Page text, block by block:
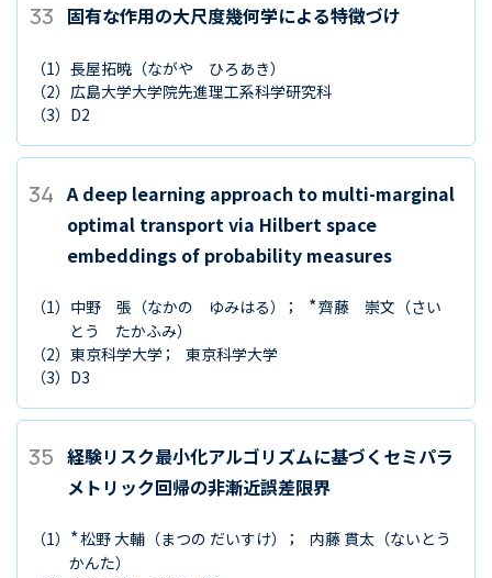
33 固有な作用の大尺度幾何学による特徴づけ
（1） 長屋拓暁 （ながや ひろあき）
（2） 広島大学大学院先進理工系科学研究科
（3） D2
34 A deep learning approach to multi-marginal
optimal transport via Hilbert space
embeddings of probability measures
（1） 中野 張 （なかの ゆみはる） *齊藤 崇文 （さい
とう たかふみ）
（2） 東京科学大学
東京科学大学
（3） D3
35 経験リスク最小化アルゴリズムに基づくセミパラ
メトリック回帰の非漸近誤差限界
（1） *松野 大輔 （まつの だいすけ） 内藤 貫太 （ないとう
かんた）